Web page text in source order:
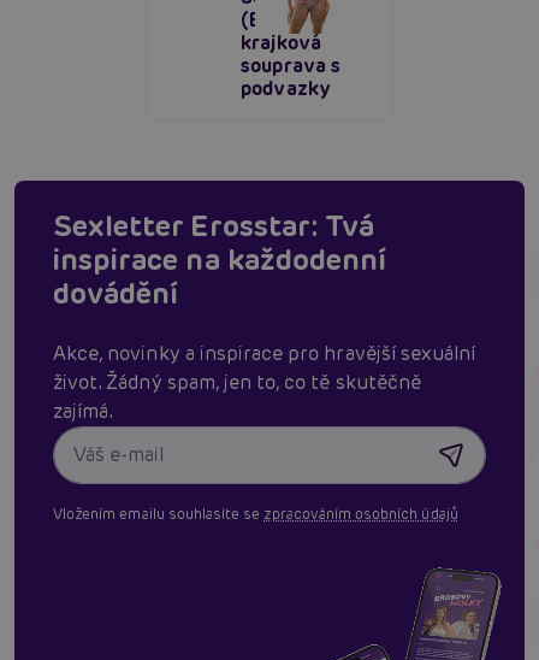
(Blue/Pink),
krajková
souprava s
podvazky
Sexletter Erosstar: Tvá
inspirace na každodenní
dovádění
Akce, novinky a inspirace pro hravější sexuální
život. Žádný spam, jen to, co tě skutěčně
zajímá.
Vložením emailu souhlasíte se zpracováním osobních údajů